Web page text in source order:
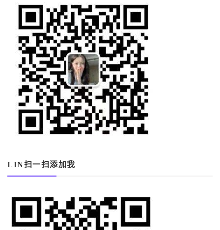
LIN扫一扫添加我